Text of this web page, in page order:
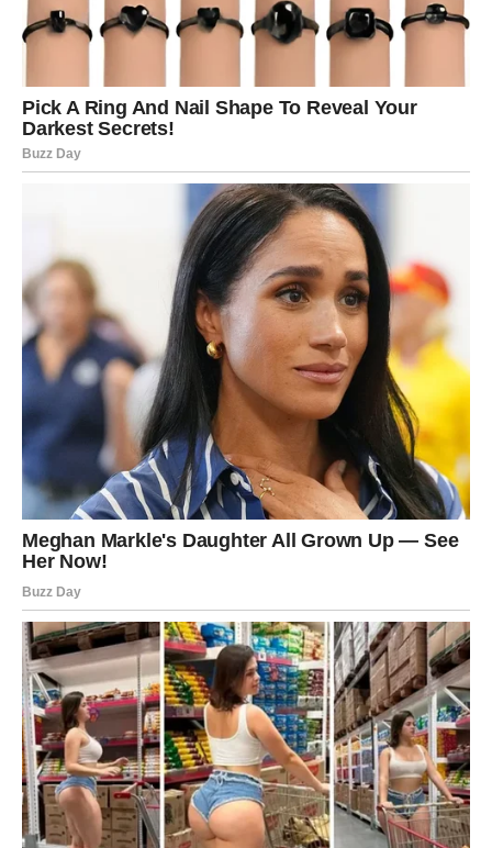
informacijom ili poslovnom prilikom zahvaljujući kojoj
ćete mnogo lakše ostvariti ono što želite.
Zvijezde vam poručuju da ne ignorišete razgovore i nova
poznanstva jer upravo preko jedne neočekivane situacije
može doći velika sreća.
Počinjete vjerovati sebi više nego
ikada prije
Najveća promjena koja vam dolazi nije samo u novcu ili
ljubavi, već i u vama samima. Tokom narednog perioda
počećete mnogo više vjerovati sebi i svojim
sposobnostima.
Strahovi, nesigurnosti i razočaranja koja su vas pratila
polako ostaju iza vas. Konačno ćete osjetiti da imate
snagu da ostvarite ono što želite i da vas ništa više ne
može zaustaviti.
Zvijezde vam donose novu energiju, motivaciju i osjećaj
da ulazite u mnogo ljepšu životnu fazu.
Sreća vam dolazi onda kada ste
skoro izgubile nadu
Mnoge Ribe će tokom narednog perioda ostati
iznenađene koliko brzo bi se stvari mogle promijeniti